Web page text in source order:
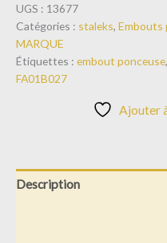
UGS : 13677
Catégories : staleks, Embouts
MARQUE
Étiquettes : embout ponceuse,
FA01B027
Ajouter
Description